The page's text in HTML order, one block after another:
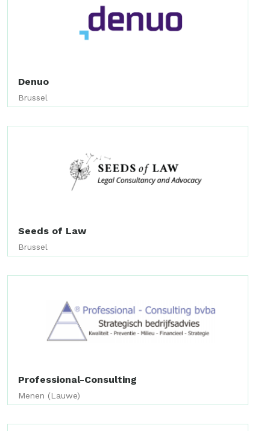
Denuo
Brussel
Seeds of Law
Brussel
Professional-Consulting
Menen (Lauwe)